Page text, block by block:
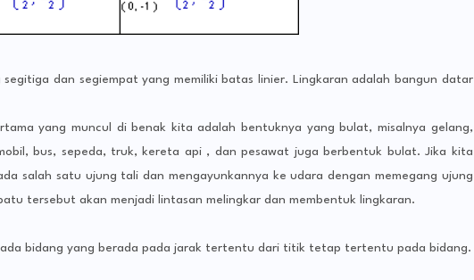
dan segiempat yang memiliki batas linier. Lingkaran adalah bangun datar
yang muncul di benak kita adalah bentuknya yang bulat, misalnya gelang,
bus, sepeda, truk, kereta api , dan pesawat juga berbentuk bulat. Jika kita
salah satu ujung tali dan mengayunkannya ke udara dengan memegang ujung
tersebut akan menjadi lintasan melingkar dan membentuk lingkaran.
bidang yang berada pada jarak tertentu dari titik tetap tertentu pada bidang.